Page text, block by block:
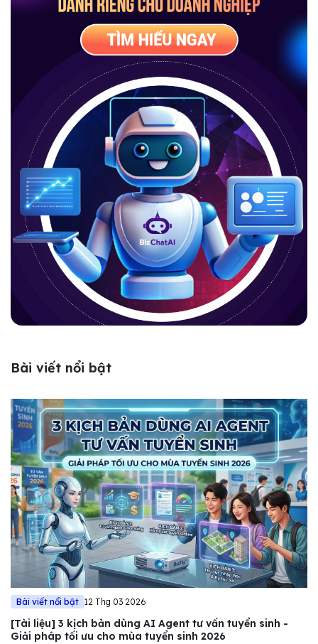
Bài viết nổi bật
Bài viết nổi bật 12 Thg 03 2026
[Tài liệu] 3 kịch bản dùng AI Agent tư vấn tuyển sinh -
Giải pháp tối ưu cho mùa tuyển sinh 2026